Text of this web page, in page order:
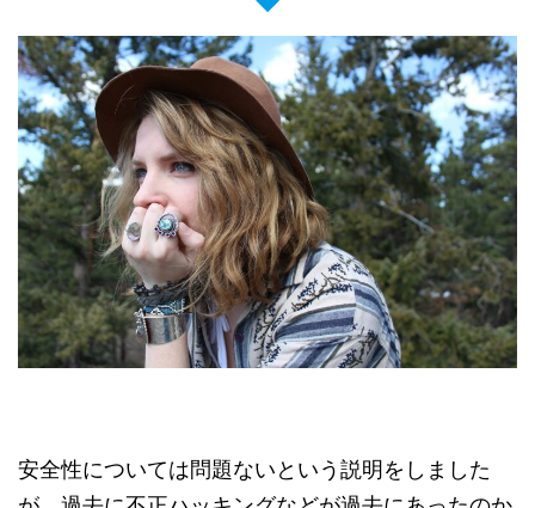
安全性については問題ないという説明をしました